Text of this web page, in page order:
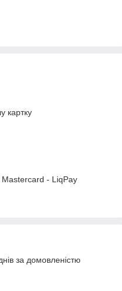
картку
- LiqPay
за домовленістю